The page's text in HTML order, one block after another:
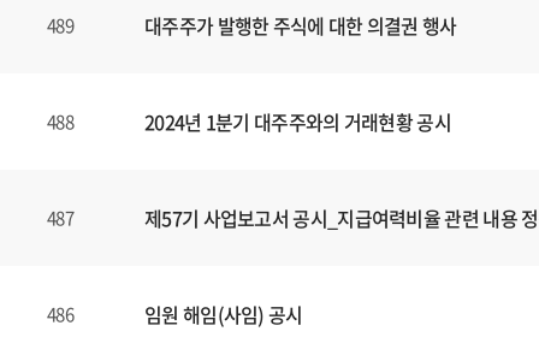
489 대주주가 발행한 주식에 대한 의결권 행사
488 2024년 1분기 대주주와의 거래현황 공시
487 제57기 사업보고서 공시_지급여력비율 관련 내용
486 임원 해임(사임) 공시